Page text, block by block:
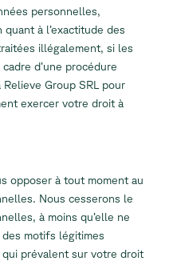
personnelles,
à l’exactitude des
illégalement, si les
d’une procédure
Group SRL pour
exercer votre droit à
opposer à tout moment au
Nous cesserons le
à moins qu’elle ne
des motifs légitimes
prévalent sur votre droit